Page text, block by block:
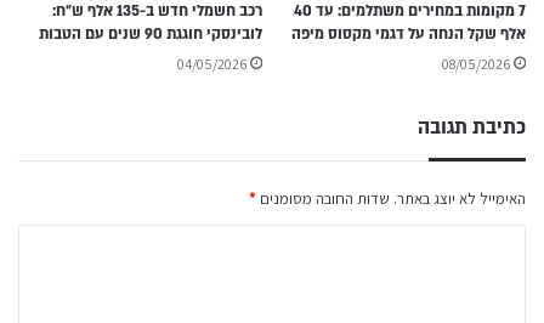
7 מקומות במחירים משתלמים: עד 40
אלף שקל הנחה על דגמי מקסוס מיפה
08/05/2026
רכב חשמלי חדש ב-135 אלף ש״ח:
לובינסקי חוגגת 90 שנים עם הטבות
04/05/2026
כתיבת תגובה
האימייל לא יוצג באתר. שדות החובה מסומנים *